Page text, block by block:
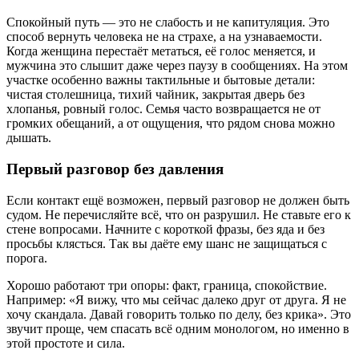
Спокойный путь — это не слабость и не капитуляция. Это
способ вернуть человека не на страхе, а на узнаваемости.
Когда женщина перестаёт метаться, её голос меняется, и
мужчина это слышит даже через паузу в сообщениях. На этом
участке особенно важны тактильные и бытовые детали:
чистая столешница, тихий чайник, закрытая дверь без
хлопанья, ровный голос. Семья часто возвращается не от
громких обещаний, а от ощущения, что рядом снова можно
дышать.
Первый разговор без давления
Если контакт ещё возможен, первый разговор не должен быть
судом. Не перечисляйте всё, что он разрушил. Не ставьте его к
стене вопросами. Начните с короткой фразы, без яда и без
просьбы клясться. Так вы даёте ему шанс не защищаться с
порога.
Хорошо работают три опоры: факт, граница, спокойствие.
Например: «Я вижу, что мы сейчас далеко друг от друга. Я не
хочу скандала. Давай говорить только по делу, без крика». Это
звучит проще, чем спасать всё одним монологом, но именно в
этой простоте и сила.